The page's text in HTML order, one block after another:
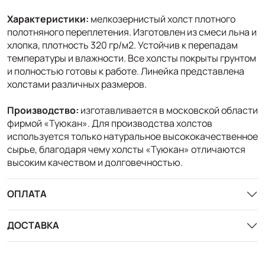
Характеристики: мелкозернистый холст плотного
полотняного переплетения. Изготовлен из смеси льна и
хлопка, плотность 320 гр/м2. Устойчив к перепадам
температуры и влажности. Все холсты покрыты грунтом
и полностью готовы к работе. Линейка представлена
холстами различных размеров.
Производство: изготавливается в московской области
фирмой «Туюкан». Для производства холстов
используется только натуральное высококачественное
сырье, благодаря чему холсты «Туюкан» отличаются
высоким качеством и долговечностью.
ОПЛАТА
ДОСТАВКА